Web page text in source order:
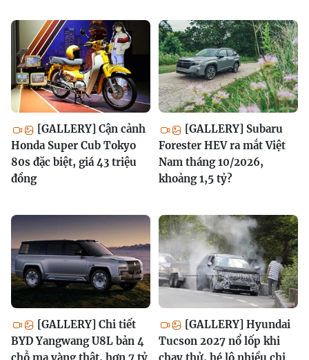
[GALLERY] Cận cảnh
Honda Super Cub Tokyo
80s đặc biệt, giá 43 triệu
đồng
[GALLERY] Subaru
Forester HEV ra mắt Việt
Nam tháng 10/2026,
khoảng 1,5 tỷ?
[GALLERY] Chi tiết
BYD Yangwang U8L bản 4
[GALLERY] Hyundai
Tucson 2027 nổ lốp khi